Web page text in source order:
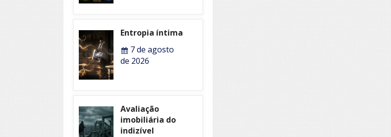
Entropia íntima
7 de agosto
de 2026
Avaliação
imobiliária do
indizível